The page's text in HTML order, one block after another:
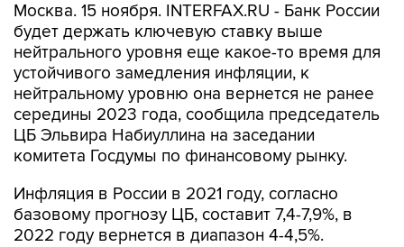
Москва. 15 ноября. INTERFAX.RU - Банк России
будет держать ключевую ставку выше
нейтрального уровня еще какое-то время для
устойчивого замедления инфляции, к
нейтральному уровню она вернется не ранее
середины 2023 года, сообщила председатель
ЦБ Эльвира Набиуллина на заседании
комитета Госдумы по финансовому рынку.
Инфляция в России в 2021 году, согласно
базовому прогнозу ЦБ, составит 7,4-7,9%, в
2022 году вернется в диапазон 4-4,5%.